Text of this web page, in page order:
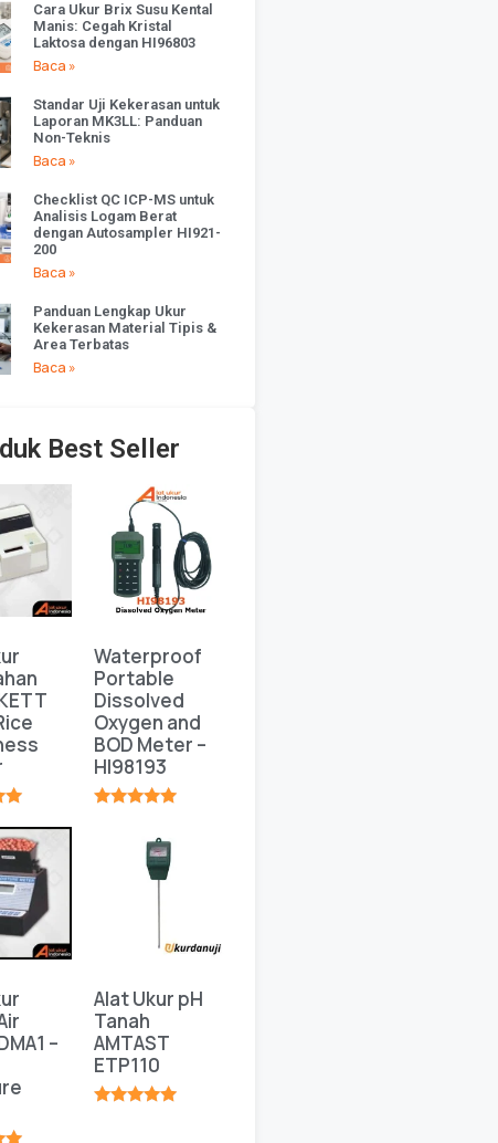
Cara Ukur Brix Susu Kental
Manis: Cegah Kristal
Laktosa dengan HI96803
Baca »
Standar Uji Kekerasan untuk
Laporan MK3LL: Panduan
Non-Teknis
Baca »
Checklist QC ICP-MS untuk
Analisis Logam Berat
dengan Autosampler HI921-
200
Baca »
Panduan Lengkap Ukur
Kekerasan Material Tipis &
Area Terbatas
Baca »
Best Seller
Waterproof
Portable
Dissolved
Oxygen and
BOD Meter –
HI98193
–
Alat Ukur pH
Tanah
AMTAST
ETP110